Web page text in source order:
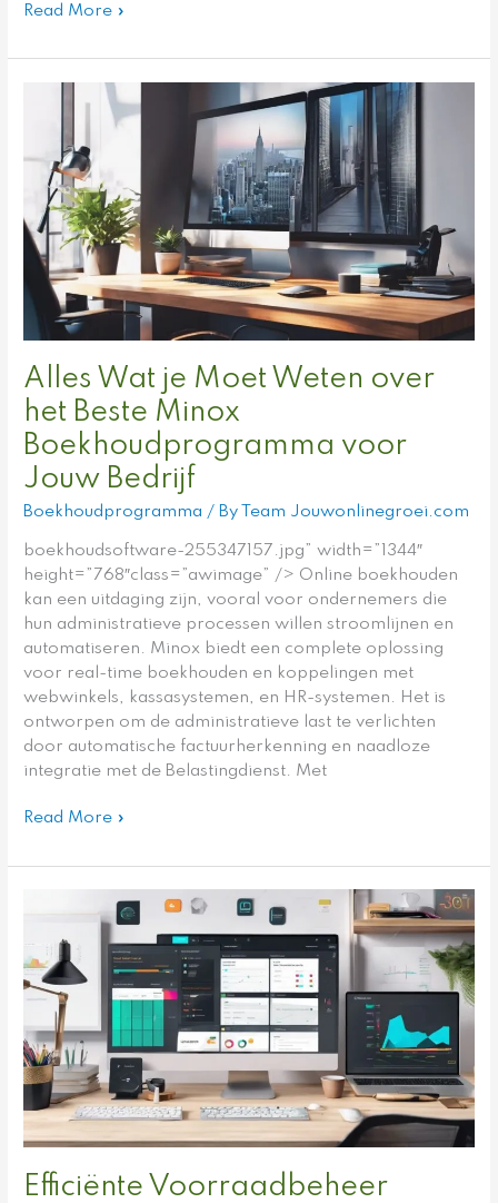
Read More »
Alles Wat je Moet Weten over
het Beste Minox
Boekhoudprogramma voor
Jouw Bedrijf
Boekhoudprogramma / By Team Jouwonlinegroei.com
boekhoudsoftware-255347157.jpg” width=”1344″
height=”768″class=”awimage” /> Online boekhouden
kan een uitdaging zijn, vooral voor ondernemers die
hun administratieve processen willen stroomlijnen en
automatiseren. Minox biedt een complete oplossing
voor real-time boekhouden en koppelingen met
webwinkels, kassasystemen, en HR-systemen. Het is
ontworpen om de administratieve last te verlichten
door automatische factuurherkenning en naadloze
integratie met de Belastingdienst. Met
Moet
Weten
over
het
Beste
Minox
Boekhoudprogramma
voor
Jouw
Bedrijf
Read More »
Efficiënte Voorraadbeheer
Voorraadbeheer
Software
voor
Jouw
Webshop